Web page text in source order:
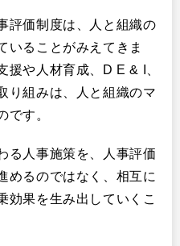
評価制度は、人と組織の
いることがみえてきま
援や人材育成、D E & I、
り組みは、人と組織のマ
です。
る人事施策を、人事評価
めるのではなく、相互に
効果を生み出していくこ